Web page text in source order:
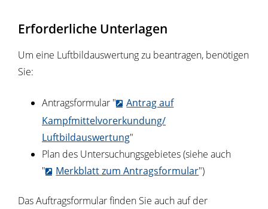
Erforderliche Unterlagen
Um eine Luftbildauswertung zu beantragen, benötigen
Sie:
Antragsformular "
Antrag auf
Kampfmittelvorerkundung/
Luftbildauswertung"
Plan des Untersuchungsgebietes (siehe auch
"
Merkblatt zum Antragsformular")
Das Auftragsformular finden Sie auch auf der